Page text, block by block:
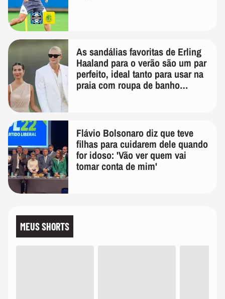
As sandálias favoritas de Erling
Haaland para o verão são um par
perfeito, ideal tanto para usar na
praia com roupa de banho
Flávio Bolsonaro diz que teve
filhas para cuidarem dele quando
for idoso: 'Vão ver quem vai
tomar conta de mim'
MEUS SHORTS